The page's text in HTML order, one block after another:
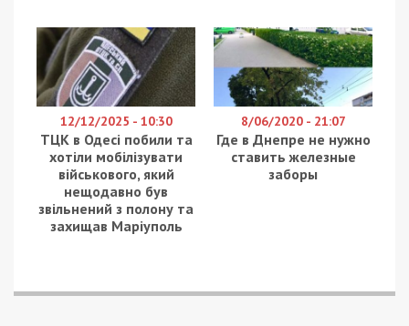
12/12/2025 - 10:30
ТЦК в Одесі побили та
хотіли мобілізувати
військового, який
нещодавно був
звільнений з полону та
захищав Маріуполь
8/06/2020 - 21:07
Где в Днепре не нужно
ставить железные
заборы